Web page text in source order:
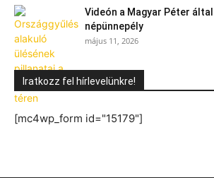
Videón a Magyar Péter
népünnepély
május 11, 2026
Iratkozz fel hírlevelünkre!
[mc4wp_form id="15179"]